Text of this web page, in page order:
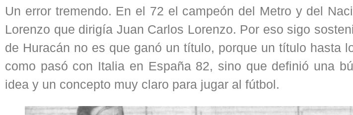
Un error tremendo. En el 72 el campeón del Metro y del
Lorenzo que dirigía Juan Carlos Lorenzo. Por eso sigo
de Huracán no es que ganó un título, porque un título hasta
como pasó con Italia en España 82, sino que definió una
idea y un concepto muy claro para jugar al fútbol.